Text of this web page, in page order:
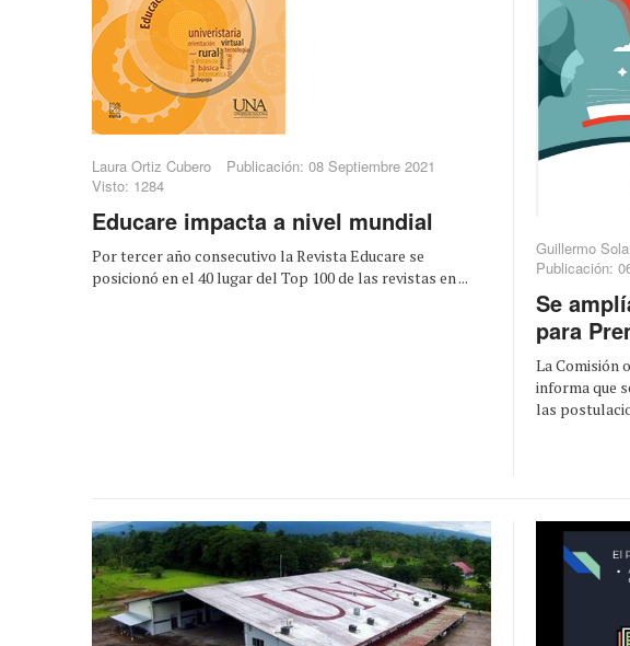
Laura Ortiz Cubero
Publicación: 08 Septiembre 2021
Visto: 1284
Educare impacta a nivel mundial
Por tercer año consecutivo la Revista Educare se
posicionó en el 40 lugar del Top 100 de las revistas en ...
Guillermo
Publicación:
Se
para
La Comisión
informa que
las